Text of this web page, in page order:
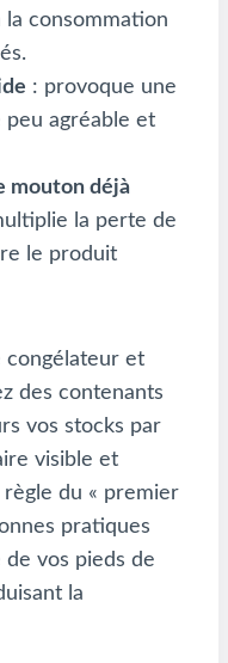
consommation
: provoque une
agréable et
mouton déjà
la perte de
le produit
congélateur et
des contenants
vos stocks par
visible et
du « premier
pratiques
vos pieds de
la